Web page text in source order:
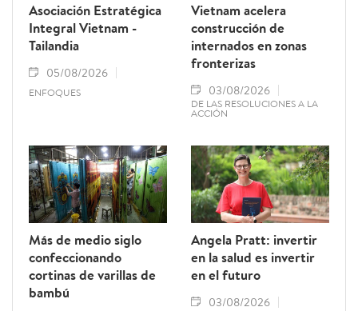
Asociación Estratégica
Integral Vietnam -
Tailandia
05/08/2026
ENFOQUES
Vietnam acelera
construcción de
internados en zonas
fronterizas
03/08/2026
DE LAS RESOLUCIONES A LA
ACCIÓN
Más de medio siglo
confeccionando
cortinas de varillas de
bambú
Angela Pratt: invertir
en la salud es invertir
en el futuro
03/08/2026